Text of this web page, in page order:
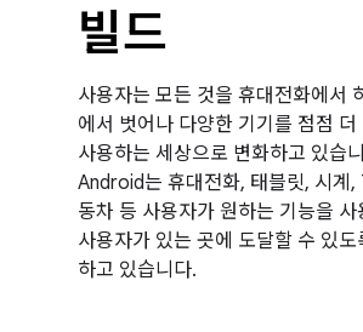
빌드
사용자는 모든 것을 휴대전화에서
에서 벗어나 다양한 기기를 점점 더
사용하는 세상으로 변화하고 있습
Android는 휴대전화, 태블릿, 시계,
동차 등 사용자가 원하는 기능을 사
사용자가 있는 곳에 도달할 수 있도
하고 있습니다.